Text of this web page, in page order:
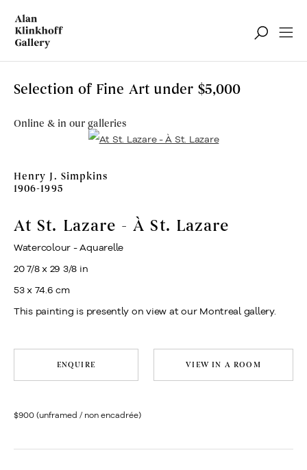
Selection of Fine Art under $5,000
Online & in our galleries
Henry J. Simpkins
1906-1995
At St. Lazare - À St. Lazare
Watercolour - Aquarelle
20 7/8 x 29 3/8 in
53 x 74.6 cm
This painting is presently on view at our Montreal gallery.
ENQUIRE VIEW IN A ROOM
$900 (unframed / non encadrée)